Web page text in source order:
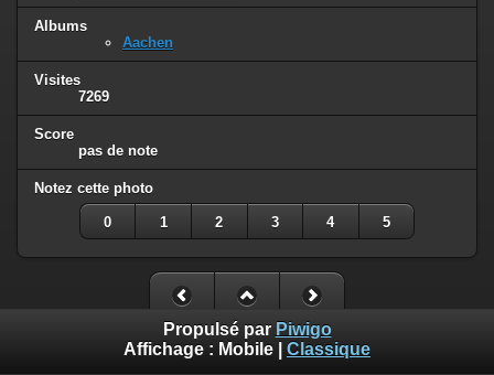
Albums
Aachen
Visites
7269
Score
pas de note
Notez cette photo
0 1 2 3 4 5
Propulsé par Piwigo
Affichage : Mobile Classique